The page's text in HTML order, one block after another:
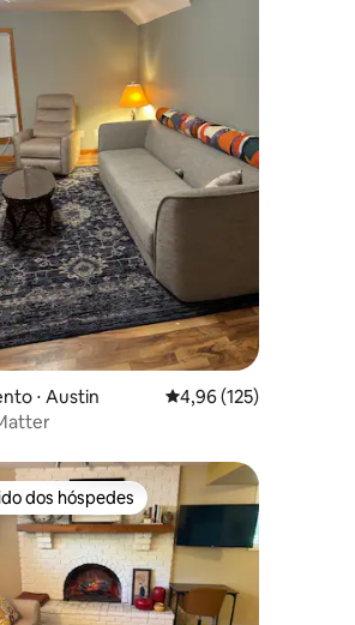
de 5, 230 avaliações
⋅ Austin 4,96 de uma avaliação
4,96 (125)
preferidos dos hóspedes
dos hóspedes